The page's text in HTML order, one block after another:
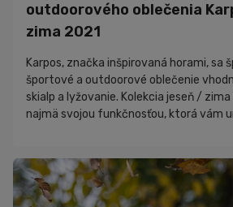
outdoorového oblečenia
zima 2021
Karpos, značka inšpirovaná horami, sa
športové a outdoorové oblečenie
skialp a lyžovanie. Kolekcia jeseň /
najmä svojou funkčnosťou, ktorá vám
nepremokavým vlastnostiam vás
nepriaznivým počasím. Poteší vás aj
príjemné materiály.